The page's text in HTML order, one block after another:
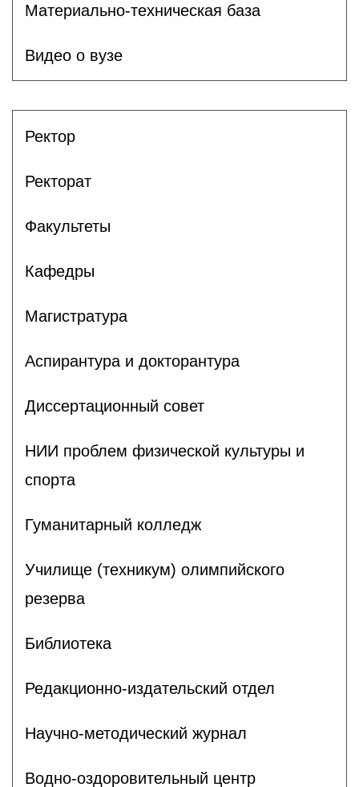
Материально-техническая база
Видео о вузе
Ректор
Ректорат
Факультеты
Кафедры
Магистратура
Аспирантура и докторантура
Диссертационный совет
НИИ проблем физической культуры и
спорта
Гуманитарный колледж
Училище (техникум) олимпийского
резерва
Библиотека
Редакционно-издательский отдел
Научно-методический журнал
Водно-оздоровительный центр